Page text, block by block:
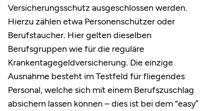
Versicherungsschutz ausgeschlossen werden.
Hierzu zählen etwa Personenschützer oder
Berufstaucher. Hier gelten dieselben
Berufsgruppen wie für die reguläre
Krankentagegeldversicherung. Die einzige
Ausnahme besteht im Testfeld für fliegendes
Personal, welche sich mit einem Berufszuschlag
absichern lassen können – dies ist bei dem “easy”